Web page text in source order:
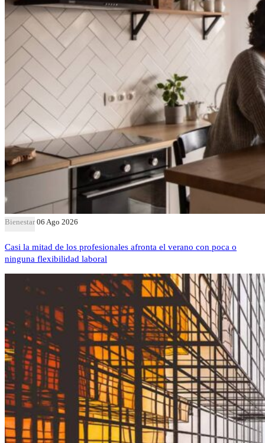
Bienestar 06 Ago 2026
Casi la mitad de los profesionales afronta el verano con poca o
ninguna flexibilidad laboral